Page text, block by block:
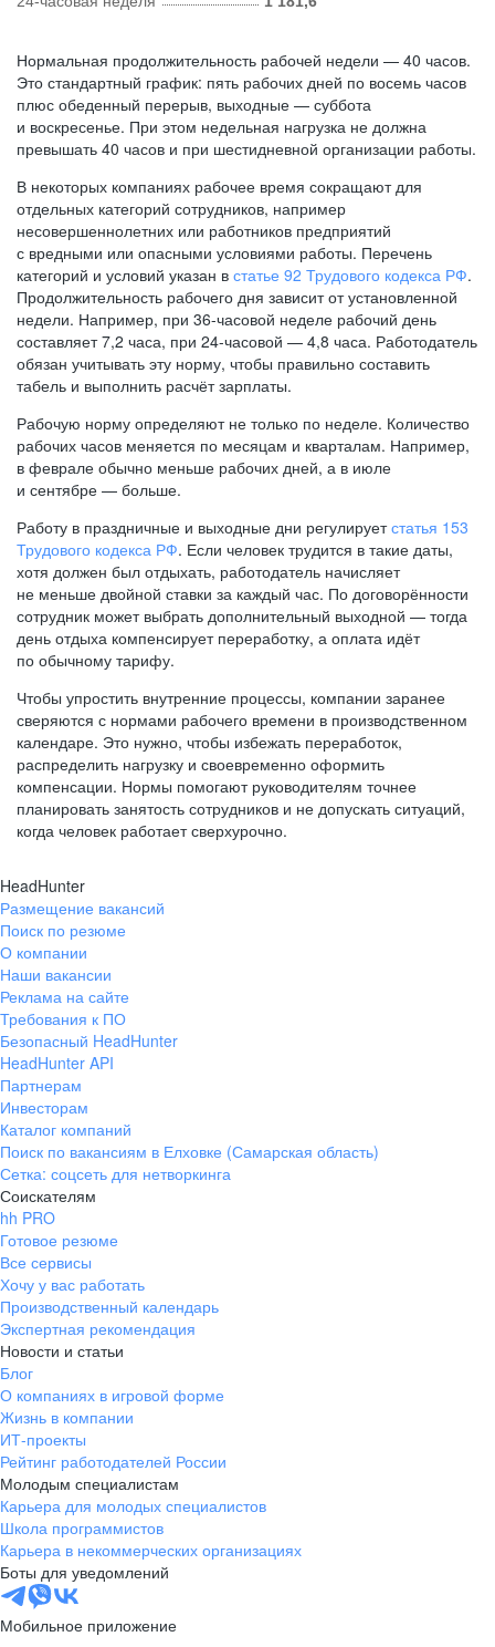
Нормальная продолжительность рабочей недели — 40 часов.
Это стандартный график: пять рабочих дней по восемь часов
плюс обеденный перерыв, выходные — суббота
и воскресенье. При этом недельная нагрузка не должна
превышать 40 часов и при шестидневной организации работы.
В некоторых компаниях рабочее время сокращают для
отдельных категорий сотрудников, например
несовершеннолетних или работников предприятий
с вредными или опасными условиями работы. Перечень
категорий и условий указан в статье 92 Трудового кодекса РФ.
Продолжительность рабочего дня зависит от установленной
недели. Например, при 36-часовой неделе рабочий день
составляет 7,2 часа, при 24-часовой — 4,8 часа. Работодатель
обязан учитывать эту норму, чтобы правильно составить
табель и выполнить расчёт зарплаты.
Рабочую норму определяют не только по неделе. Количество
рабочих часов меняется по месяцам и кварталам. Например,
в феврале обычно меньше рабочих дней, а в июле
и сентябре — больше.
Работу в праздничные и выходные дни регулируетстатья 153
Трудового кодекса РФ. Если человек трудится в такие даты,
хотя должен был отдыхать, работодатель начисляет
не меньше двойной ставки за каждый час. По договорённости
сотрудник может выбрать дополнительный выходной — тогда
день отдыха компенсирует переработку, а оплата идёт
по обычному тарифу.
Чтобы упростить внутренние процессы, компании заранее
сверяются с нормами рабочего времени в производственном
календаре. Это нужно, чтобы избежать переработок,
распределить нагрузку и своевременно оформить
компенсации. Нормы помогают руководителям точнее
планировать занятость сотрудников и не допускать ситуаций,
когда человек работает сверхурочно.
HeadHunter
Размещение вакансий
Поиск по резюме
О компании
Наши вакансии
Реклама на сайте
Требования к ПО
Безопасный HeadHunter
HeadHunter API
Партнерам
Инвесторам
Каталог компаний
Поиск по вакансиям в Елховке (Самарская область)
Сетка: соцсеть для нетворкинга
Соискателям
hh PRO
Готовое резюме
Все сервисы
Хочу у вас работать
Производственный календарь
Экспертная рекомендация
Новости и статьи
Блог
О компаниях в игровой форме
Жизнь в компании
ИТ-проекты
Рейтинг работодателей России
Молодым специалистам
Карьера для молодых специалистов
Школа программистов
Карьера в некоммерческих организациях
Боты для уведомлений
Мобильное приложение